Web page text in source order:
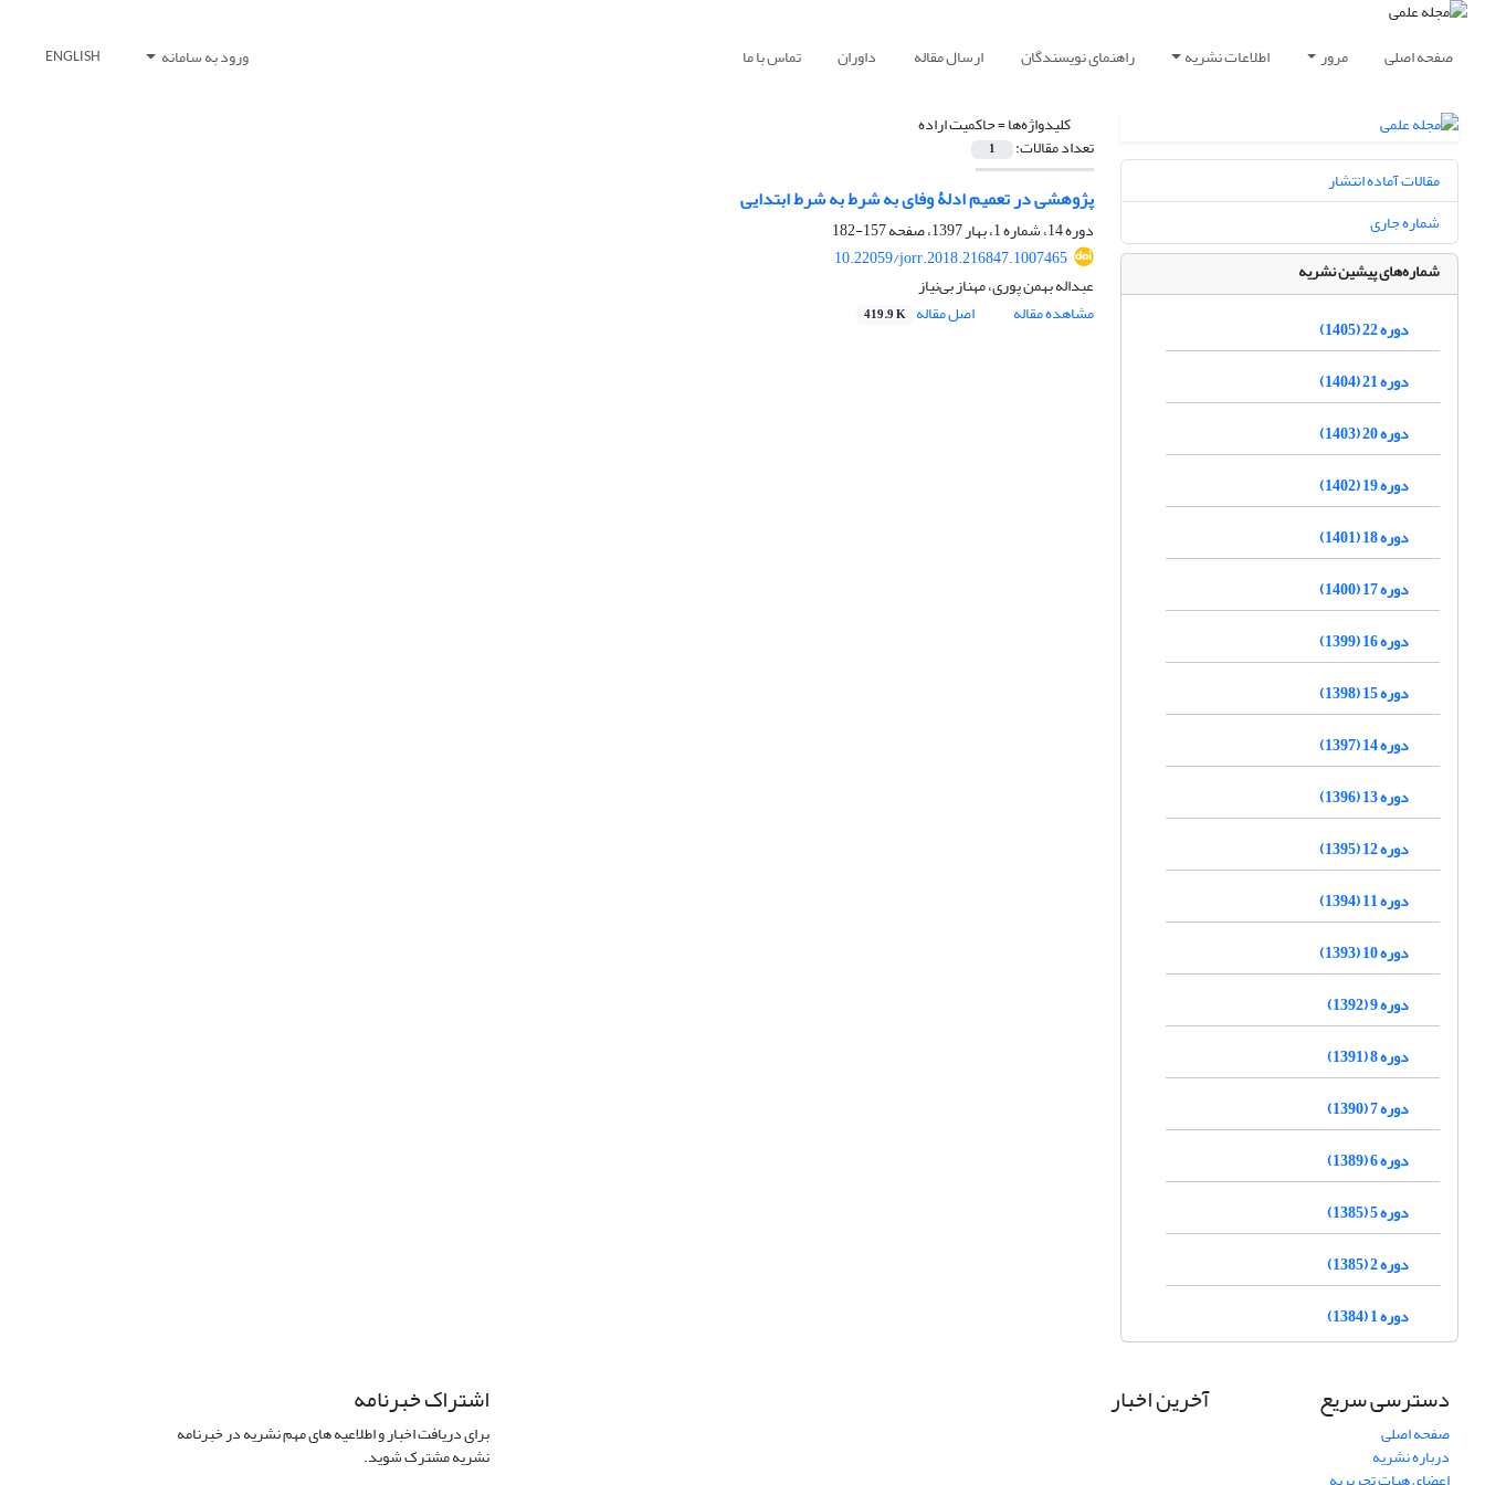
صفحه اصلی مرور اطلاعات نشریه راهنمای نویسندگان ارسال مقاله داوران تماس با ما ورود به سامانه ENGLISH
کلیدواژه‌ها =حاکمیت اراده
تعداد مقالات: 1
پژوهشی در تعمیم ادلۀ وفای به شرط به شرط ابتدایی
دوره 14، شماره 1، بهار 1397، صفحه
157-182
10.22059/jorr.2018.216847.1007465
عبداله بهمن پوری، مهناز بی‌نیاز
مشاهده مقاله
اصل مقاله 419.9 K
مقالات آماده انتشار
شماره جاری
شماره‌های پیشین نشریه
دوره 22 (1405)
دوره 21 (1404)
دوره 20 (1403)
دوره 19 (1402)
دوره 18 (1401)
دوره 17 (1400)
دوره 16 (1399)
دوره 15 (1398)
دوره 14 (1397)
دوره 13 (1396)
دوره 12 (1395)
دوره 11 (1394)
دوره 10 (1393)
دوره 9 (1392)
دوره 8 (1391)
دوره 7 (1390)
دوره 6 (1389)
دوره 5 (1385)
دوره 2 (1385)
دوره 1 (1384)
دسترسی سریع
صفحه اصلی
درباره نشریه
آخرین اخبار اشتراک خبرنامه
برای دریافت اخبار و اطلاعیه های مهم نشریه در خبرنامه
نشریه مشترک شوید.